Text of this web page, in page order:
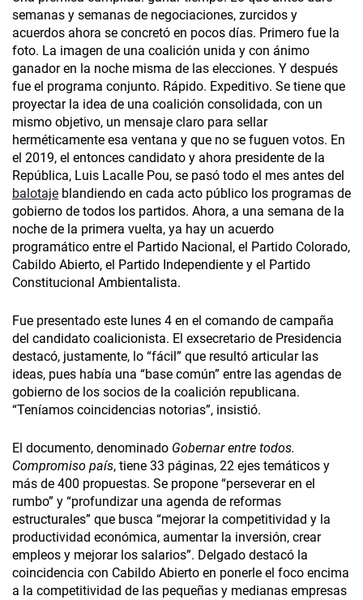
semanas y semanas de negociaciones, zurcidos y
acuerdos ahora se concretó en pocos días. Primero fue la
foto. La imagen de una coalición unida y con ánimo
ganador en la noche misma de las elecciones. Y después
fue el programa conjunto. Rápido. Expeditivo. Se tiene que
proyectar la idea de una coalición consolidada, con un
mismo objetivo, un mensaje claro para sellar
herméticamente esa ventana y que no se fuguen votos. En
el 2019, el entonces candidato y ahora presidente de la
República, Luis Lacalle Pou, se pasó todo el mes antes del
balotaje blandiendo en cada acto público los programas de
gobierno de todos los partidos. Ahora, a una semana de la
noche de la primera vuelta, ya hay un acuerdo
programático entre el Partido Nacional, el Partido Colorado,
Cabildo Abierto, el Partido Independiente y el Partido
Constitucional Ambientalista.
Fue presentado este lunes 4 en el comando de campaña
del candidato coalicionista. El exsecretario de Presidencia
destacó, justamente, lo “fácil” que resultó articular las
ideas, pues había una “base común” entre las agendas de
gobierno de los socios de la coalición republicana.
“Teníamos coincidencias notorias”, insistió.
El documento, denominado Gobernar entre todos.
Compromiso país, tiene 33 páginas, 22 ejes temáticos y
más de 400 propuestas. Se propone “perseverar en el
rumbo” y “profundizar una agenda de reformas
estructurales” que busca “mejorar la competitividad y la
productividad económica, aumentar la inversión, crear
empleos y mejorar los salarios”. Delgado destacó la
coincidencia con Cabildo Abierto en ponerle el foco encima
a la competitividad de las pequeñas y medianas empresas